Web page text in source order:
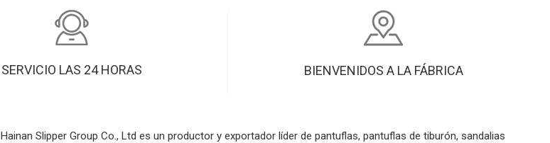
SERVICIO LAS 24 HORAS BIENVENIDOS A LA FÁBRICA
Hainan Slipper Group Co., Ltd es un productor y exportador líder de pantuflas, pantuflas de tiburón, sandalias